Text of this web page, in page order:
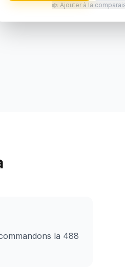
Ajouter à la
la 488